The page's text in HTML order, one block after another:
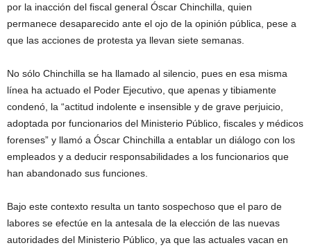
por la inacción del fiscal general Óscar Chinchilla, quien
permanece desaparecido ante el ojo de la opinión pública, pese a
que las acciones de protesta ya llevan siete semanas.
No sólo Chinchilla se ha llamado al silencio, pues en esa misma
línea ha actuado el Poder Ejecutivo, que apenas y tibiamente
condenó, la “actitud indolente e insensible y de grave perjuicio,
adoptada por funcionarios del Ministerio Público, fiscales y médicos
forenses” y llamó a Óscar Chinchilla a entablar un diálogo con los
empleados y a deducir responsabilidades a los funcionarios que
han abandonado sus funciones.
Bajo este contexto resulta un tanto sospechoso que el paro de
labores se efectúe en la antesala de la elección de las nuevas
autoridades del Ministerio Público, ya que las actuales vacan en